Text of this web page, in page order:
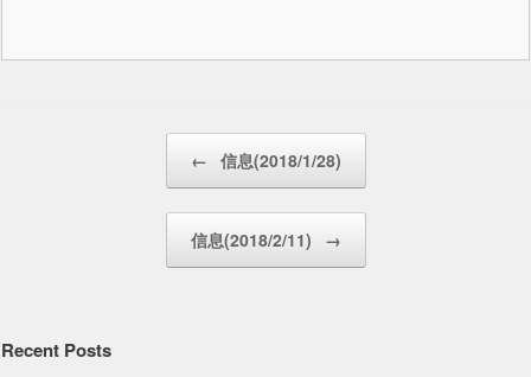
← 信息(2018/1/28)
信息(2018/2/11) →
Recent Posts